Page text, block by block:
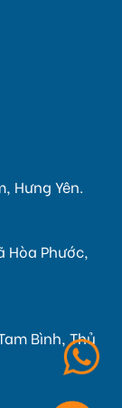
Hưng Yên.
Hòa Phước,
Bình, Thủ